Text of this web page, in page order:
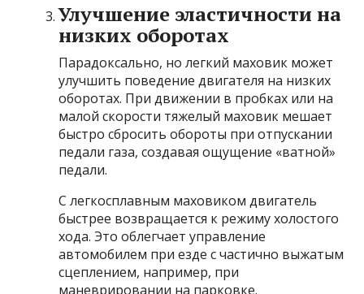
Улучшение эластичности на
низких оборотах
Парадоксально, но легкий маховик может
улучшить поведение двигателя на низких
оборотах. При движении в пробках или на
малой скорости тяжелый маховик мешает
быстро сбросить обороты при отпускании
педали газа, создавая ощущение «ватной»
педали.
С легкосплавным маховиком двигатель
быстрее возвращается к режиму холостого
хода. Это облегчает управление
автомобилем при езде с частично выжатым
сцеплением, например, при
маневрировании на парковке.